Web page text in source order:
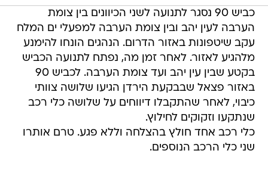
כביש 90 נסגר לתנועה לשני הכיוונים בין צומת
הערבה לעין יהב ובין צומת הערבה למפעלי ים המלח
עקב שיטפונות באזור הדרום. הנהגים הונחו להימנע
מלהגיע לאזור. לאחר זמן מה, נפתח לתנועה הכביש
בקטע שבין עין יהב ועד צומת הערבה. לכביש 90
באזור פצאל שבבקעת הירדן הגיעו שלושה צוותי
כיבוי, לאחר שהתקבלו דיווחים על שלושה כלי רכב
שנתקעו וזקוקים לחילוץ.
כלי רכב אחד חולץ בהצלחה וללא פגע. טרם אותרו
שני כלי הרכב הנוספים.